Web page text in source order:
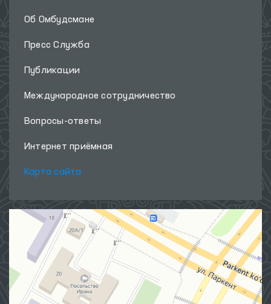
Об Омбудсмане
Пресс Служба
Публикации
Международное сотрудничество
Вопросы-ответы
Интернет приёмная
Карта сайта